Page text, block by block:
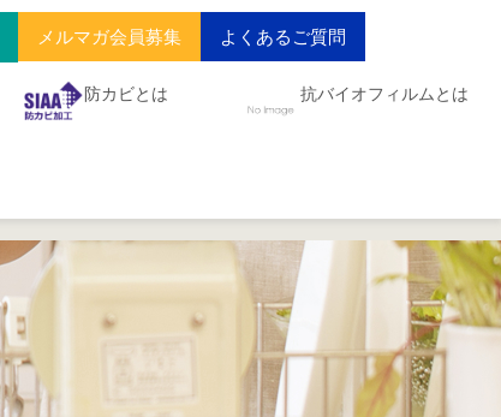
メルマガ会員募集 よくあるご質問
防カビとは 抗バイオフィルムとは